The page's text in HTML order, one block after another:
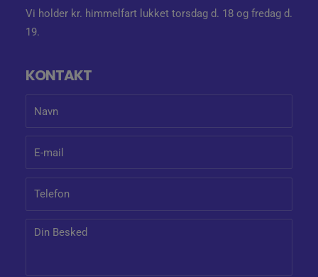
Vi holder kr. himmelfart lukket torsdag d. 18 og fredag d.
19.
KONTAKT
navn
e-
mail
telefonnummer
Besked